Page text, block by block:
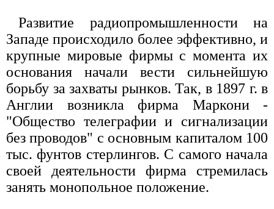
Развитие радиопромышленности на
Западе происходило более эффективно, и
крупные мировые фирмы с момента их
основания начали вести сильнейшую
борьбу за захваты рынков. Так, в 1897 г. в
Англии возникла фирма Маркони -
"Общество телеграфии и сигнализации
без проводов" с основным капиталом 100
тыс. фунтов стерлингов. С самого начала
своей деятельности фирма стремилась
занять монопольное положение.